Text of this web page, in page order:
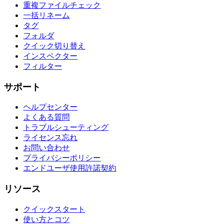
重複ファイルチェック
一括リネーム
タグ
フォルダ
クイック切り替え
インスペクター
フィルター
サポート
ヘルプセンター
よくある質問
トラブルシューティング
ライセンス忘れ
お問い合わせ
プライバシーポリシー
エンドユーザ使用許諾契約
リソース
クイックスタート
使い方とコツ